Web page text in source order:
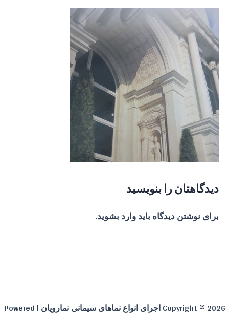
دیدگاهتان را بنویسید
برای نوشتن دیدگاه بایدوارد بشوید.
Copyright © 2026 اجرای انواع نماهای سیمانی نمارویان | Powered